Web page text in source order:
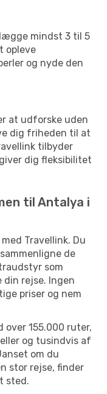
mindst 3 til 5
opleve
og nyde den
at udforske uden
dig friheden til at
tilbyder
dig fleksibilitet
til Antalya i
Travellink. Du
de
som
rejse. Ingen
priser og nem
over 155.000 ruter,
og tusindvis af
om du
stor rejse, finder
sted.